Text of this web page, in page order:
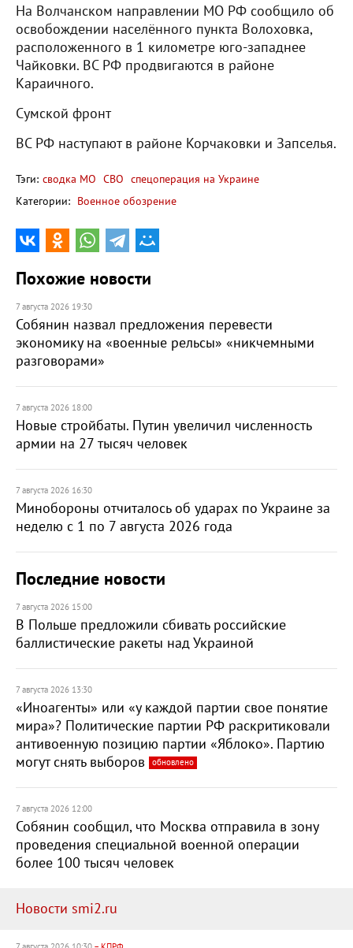
На Волчанском направлении МО РФ сообщило об
освобождении населённого пункта Волоховка,
расположенного в 1 километре юго-западнее
Чайковки. ВС РФ продвигаются в районе
Караичного.
Сумской фронт
ВС РФ наступают в районе Корчаковки и Запселья.
Тэги: сводка МО СВО спецоперация на Украине
Категории: Военное обозрение
Похожие новости
7 августа 2026 19:30
Собянин назвал предложения перевести
экономику на «военные рельсы» «никчемными
разговорами»
7 августа 2026 18:00
Новые стройбаты. Путин увеличил численность
армии на 27 тысяч человек
7 августа 2026 16:30
Минобороны отчиталось об ударах по Украине за
неделю с 1 по 7 августа 2026 года
Последние новости
7 августа 2026 15:00
В Польше предложили сбивать российские
баллистические ракеты над Украиной
7 августа 2026 13:30
«Иноагенты» или «у каждой партии свое понятие
мира»? Политические партии РФ раскритиковали
антивоенную позицию партии «Яблоко». Партию
могут снять выборов
обновлено
7 августа 2026 12:00
Собянин сообщил, что Москва отправила в зону
проведения специальной военной операции
более 100 тысяч человек
Новости smi2.ru